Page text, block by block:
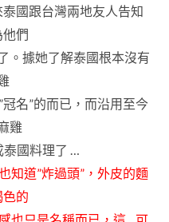
泰國跟台灣兩地友人告知
他們
。 據她了解泰國根本沒有
冠名”的而已 ，而沿用至今
雞
泰國料理了 …
知道”炸過頭” ，外皮的麵
的